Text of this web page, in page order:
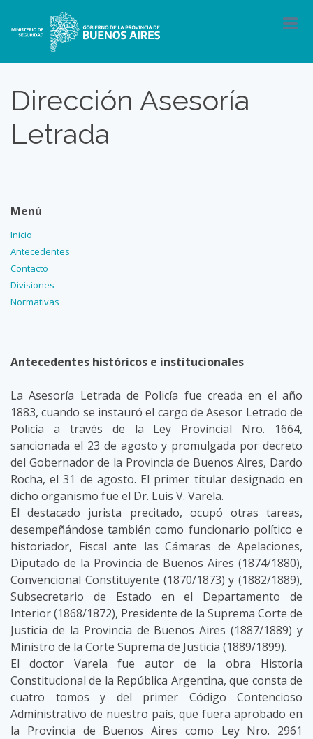
Dirección Asesoría
Letrada
Menú
Inicio
Antecedentes
Contacto
Divisiones
Normativas
Antecedentes históricos e institucionales
La Asesoría Letrada de Policía fue creada en el año
1883, cuando se instauró el cargo de Asesor Letrado de
Policía a través de la Ley Provincial Nro. 1664,
sancionada el 23 de agosto y promulgada por decreto
del Gobernador de la Provincia de Buenos Aires, Dardo
Rocha, el 31 de agosto. El primer titular designado en
dicho organismo fue el Dr. Luis V. Varela.
El destacado jurista precitado, ocupó otras tareas,
desempeñándose también como funcionario político e
historiador, Fiscal ante las Cámaras de Apelaciones,
Diputado de la Provincia de Buenos Aires (1874/1880),
Convencional Constituyente (1870/1873) y (1882/1889),
Subsecretario de Estado en el Departamento de
Interior (1868/1872), Presidente de la Suprema Corte de
Justicia de la Provincia de Buenos Aires (1887/1889) y
Ministro de la Corte Suprema de Justicia (1889/1899).
El doctor Varela fue autor de la obra Historia
Constitucional de la República Argentina, que consta de
cuatro tomos y del primer Código Contencioso
Administrativo de nuestro país, que fuera aprobado en
la Provincia de Buenos Aires como Ley Nro. 2961